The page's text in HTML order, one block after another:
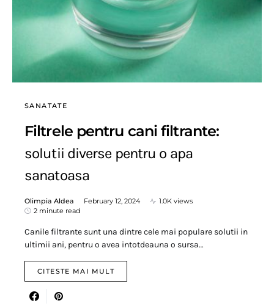
SANATATE
Filtrele pentru cani filtrante:
solutii diverse pentru o apa
sanatoasa
Olimpia Aldea February 12, 2024
1.0K views
2 minute read
Canile filtrante sunt una dintre cele mai populare solutii in
ultimii ani, pentru o avea intotdeauna o sursa…
CITESTE MAI MULT